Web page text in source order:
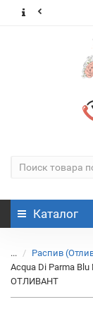
Каталог
...
Распив
Acqua Di Parma Blu
ОТЛИВАНТ